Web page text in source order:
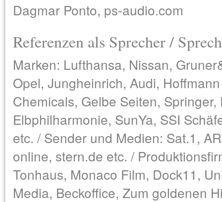
Dagmar Ponto, ps-audio.com
Referenzen als Sprecher /
Marken: Lufthansa, Nissan,
Opel, Jungheinrich, Audi,
Chemicals, Gelbe Seiten, Springer,
Elbphilharmonie, SunYa, SSI
etc. / Sender und Medien: Sat.1,
online, stern.de etc. /
Tonhaus, Monaco Film, Dock11,
Media, Beckoffice, Zum goldenen